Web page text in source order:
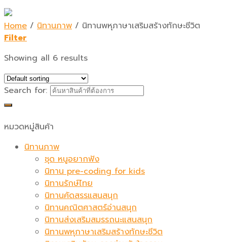
Home / นิทานภาพ / นิทานพหุภาษาเสริมสร้างทักษะชีวิต
Filter
Showing all 6 results
Search for:
หมวดหมู่สินค้า
นิทานภาพ
ชุด หนูอยากฟัง
นิทาน pre-coding for kids
นิทานรักษ์ไทย
นิทานคัดสรรแสนสนุก
นิทานคณิตศาสตร์อ่านสนุก
นิทานส่งเสริมสมรรถนะแสนสนุก
นิทานพหุภาษาเสริมสร้างทักษะชีวิต